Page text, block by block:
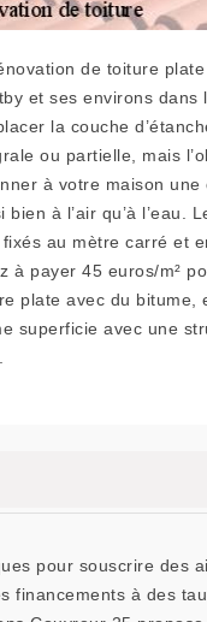
de toiture
et ses environs dans
la couche
ou partielle, mais
à votre maison une
bien à l’air qu’à l’eau.
au mètre carré et
à payer 45 euros/m²
plate avec du bitume,
superficie avec une
pour souscrire des
financements à des